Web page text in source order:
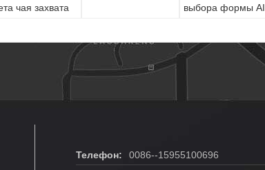
чая захвата
выбора формы AI
Телефон:
0086--15955100696